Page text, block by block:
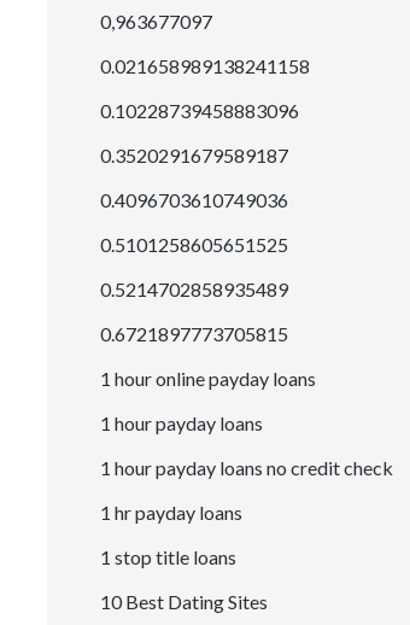
0,963677097
0.021658989138241158
0.10228739458883096
0.3520291679589187
0.4096703610749036
0.5101258605651525
0.5214702858935489
0.6721897773705815
1 hour online payday loans
1 hour payday loans
1 hour payday loans no credit check
1 hr payday loans
1 stop title loans
10 Best Dating Sites